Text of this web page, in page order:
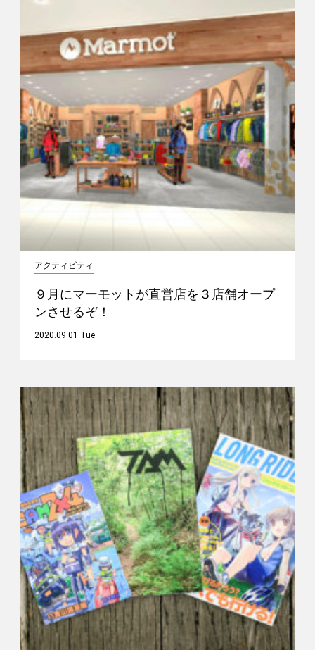
アクティビティ
９月にマーモットが直営店を３店舗オープ
ンさせるぞ！
2020.09.01 Tue